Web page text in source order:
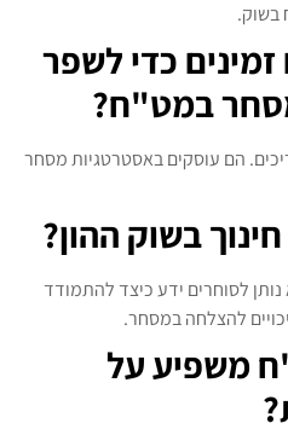
בשוק.
זמינים כדי לשפר
במט"ח?
הם עוסקים באסטרטגיות מסחר
בשוק ההון?
לסוחרים ידע כיצד להתמודד
להצלחה במסחר.
משפיע על